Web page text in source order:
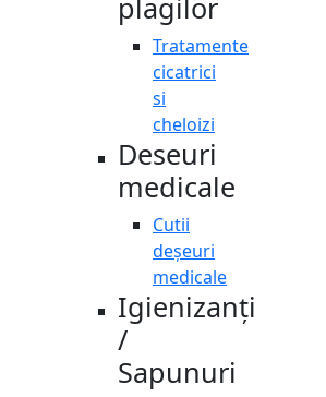
plagilor
Tratamente
cicatrici
si
cheloizi
Deseuri
medicale
Cutii
deșeuri
medicale
Igienizanți
/
Sapunuri